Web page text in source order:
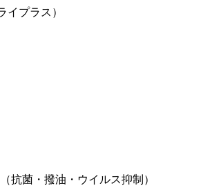
イプラス）
抗菌・撥油・ウイルス抑制）